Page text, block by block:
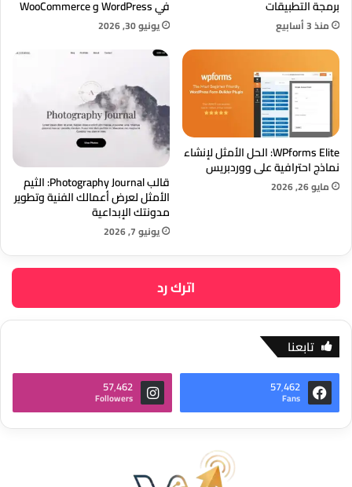
برمجة التطبيقات
منذ 3 أسابيع
في WordPress و WooCommerce
يونيو 30, 2026
WPforms Elite: الحل الأمثل لإنشاء
نماذج احترافية على ووردبريس
مايو 26, 2026 قالب Photography Journal: الثيم
الأمثل لعرض أعمالك الفنية وتطوير
مدونتك الإبداعية
يونيو 7, 2026
اترك رد
تابعنا
57٬462
Fans
57٬462
Followers